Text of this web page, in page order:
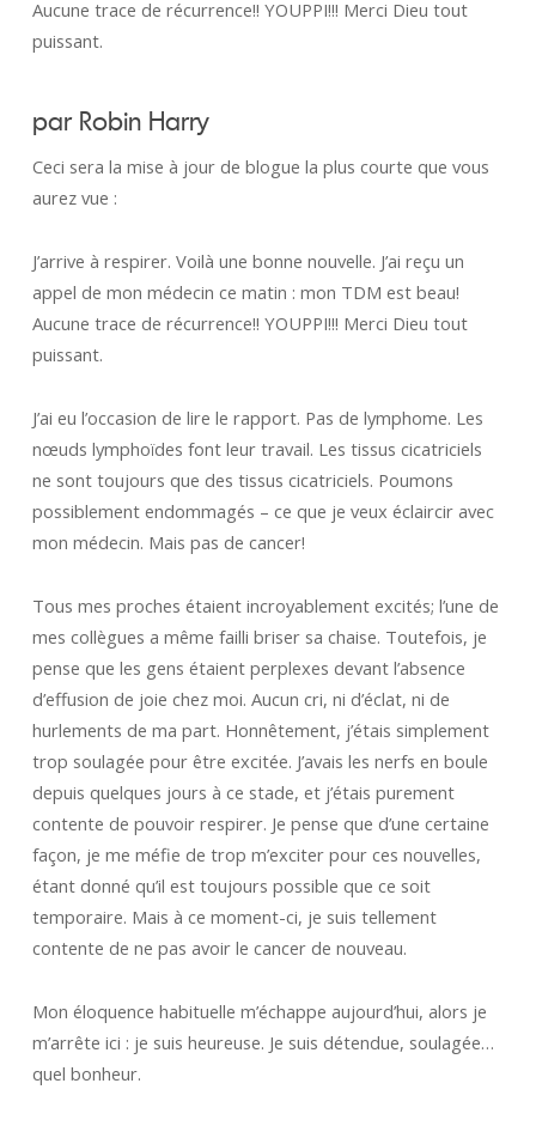
Aucune trace de récurrence!! YOUPPI!!! Merci Dieu tout
puissant.
par Robin Harry
Ceci sera la mise à jour de blogue la plus courte que vous
aurez vue :
J’arrive à respirer. Voilà une bonne nouvelle. J’ai reçu un
appel de mon médecin ce matin : mon TDM est beau!
Aucune trace de récurrence!! YOUPPI!!! Merci Dieu tout
puissant.
J’ai eu l’occasion de lire le rapport. Pas de lymphome. Les
nœuds lymphoïdes font leur travail. Les tissus cicatriciels
ne sont toujours que des tissus cicatriciels. Poumons
possiblement endommagés – ce que je veux éclaircir avec
mon médecin. Mais pas de cancer!
Tous mes proches étaient incroyablement excités; l’une de
mes collègues a même failli briser sa chaise. Toutefois, je
pense que les gens étaient perplexes devant l’absence
d’effusion de joie chez moi. Aucun cri, ni d’éclat, ni de
hurlements de ma part. Honnêtement, j’étais simplement
trop soulagée pour être excitée. J’avais les nerfs en boule
depuis quelques jours à ce stade, et j’étais purement
contente de pouvoir respirer. Je pense que d’une certaine
façon, je me méfie de trop m’exciter pour ces nouvelles,
étant donné qu’il est toujours possible que ce soit
temporaire. Mais à ce moment-ci, je suis tellement
contente de ne pas avoir le cancer de nouveau.
Mon éloquence habituelle m’échappe aujourd’hui, alors je
m’arrête ici : je suis heureuse. Je suis détendue, soulagée…
quel bonheur.